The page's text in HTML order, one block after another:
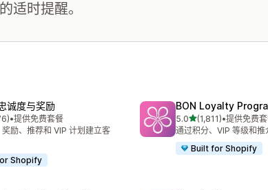
适时提醒。
诚度与奖励
5 星）
评论
•提供免费套餐
励、推荐和 VIP 计划建立客
Shopify
BON Loyalty
5.0星（满分 5 星）
(1,811)
总共 1811 条评论
•提供免费
通过积分、VIP 等级和
Built for Shopify